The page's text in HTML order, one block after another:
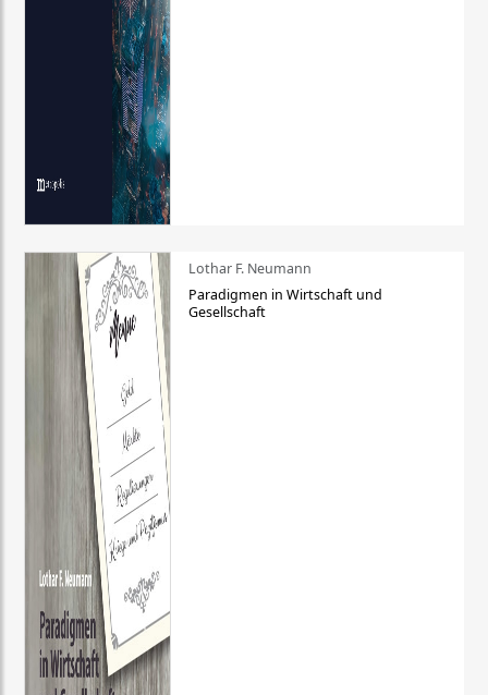
Lothar F. Neumann
Paradigmen in Wirtschaft und
Gesellschaft